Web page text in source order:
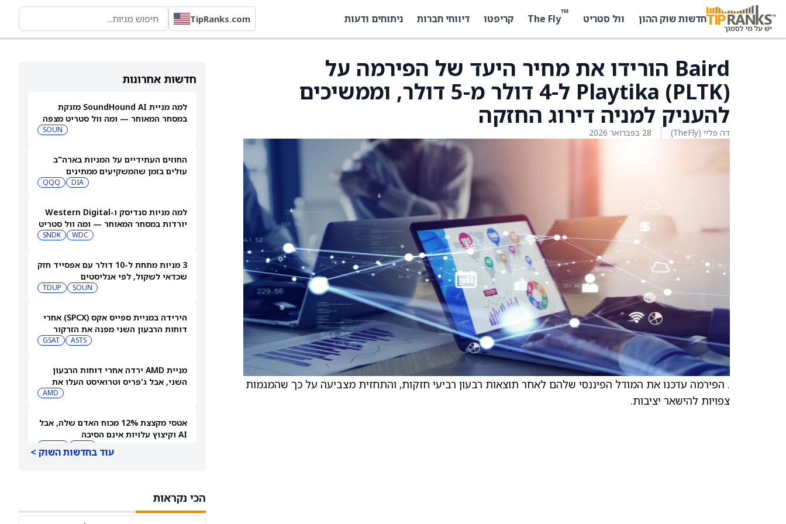
חדשות שוק ההון וול סטריט ™
The Fly קריפטו דיווחי חברות ניתוחים ודעות TipRanks.com
חדשות אחרונות
למה מניית SoundHound AI מזנקת
במסחר המאוחר — ומה וול סטריט מצפה
SOUN
החוזים העתידיים על המניות בארה"ב
עולים בזמן שהמשקיעים ממתינים
DIA
QQQ
למה מניות סנדיסק ו-Western Digital
יורדות במסחר המאוחר — ומה וול סטריט
WDC
SNDK
3 מניות מתחת ל-10 דולר עם אפסייד חזק
שכדאי לשקול, לפי אנליסטים
SOUN
TDUP
הירידה במניית ספייס אקס (SPCX) אחרי
דוחות הרבעון השני מפנה את הזרקור
לקרנות סל חלל עם חשיפה גבוהה
ASTS
GSAT
מניית AMD ירדה אחרי דוחות הרבעון
השני, אבל ג'פריס וטרואיסט העלו את
AMD
אטסי מקצצת 12% מכוח האדם שלה, אבל
AI וקיצוץ עלויות אינם הסיבה
מחיר היעד למניית אנבידיה (אנבידיה)
עוד בחדשות השוק >
הכי נקראות
Baird הורידו את מחיר היעד של הפירמה על
Playtika (PLTK) ל-4 דולר מ-5 דולר, וממשיכים
להעניק למניה דירוג החזקה
דה פליי (TheFly) 28 בפברואר 2026
. הפירמה עדכנו את המודל הפיננסי שלהם לאחר תוצאות רבעון רביעי חזקות, והתחזית מצביעה על כך שהמגמות
צפויות להישאר יציבות.